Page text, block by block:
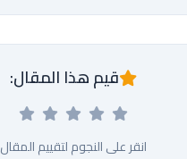
قيم هذا المقال:
انقر على النجوم لتقييم المقال